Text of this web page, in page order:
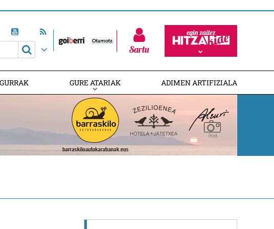
Sartu
GURE ATARIAK ADIMEN ARTIFIZIALA